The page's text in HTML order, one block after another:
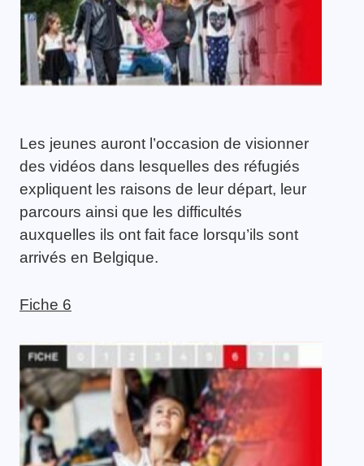
Les jeunes auront l’occasion de visionner
des vidéos dans lesquelles des réfugiés
expliquent les raisons de leur départ, leur
parcours ainsi que les difficultés
auxquelles ils ont fait face lorsqu’ils sont
arrivés en Belgique.
Fiche 6